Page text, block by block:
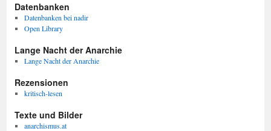
Datenbanken
Datenbanken bei nadir
Open Library
Lange Nacht der Anarchie
Lange Nacht der Anarchie
Rezensionen
kritisch-lesen
Texte und Bilder
anarchismus.at